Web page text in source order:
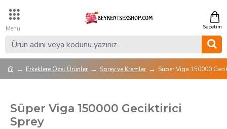
Erkeklere Özel Ürünler Sprey ve Kremler Süper Viga 150000
Süper Viga 150000 Geciktirici
Sprey